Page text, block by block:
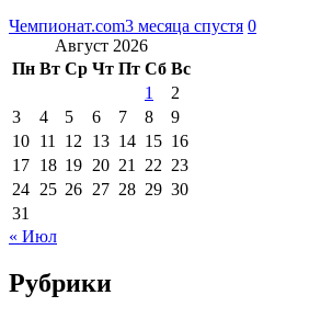
Чемпионат.com3 месяца спустя 0
Август 2026
Пн Вт Ср Чт Пт Сб Вс
1
2
3
4 5 6 7 8
9
10 11 12 13 14 15 16
17 18 19 20 21 22 23
24 25 26 27 28 29 30
31
« Июл
Рубрики